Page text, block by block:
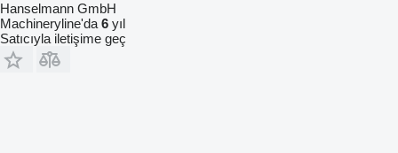
Hanselmann GmbH
Machineryline'da 6 yıl
Satıcıyla iletişime geç